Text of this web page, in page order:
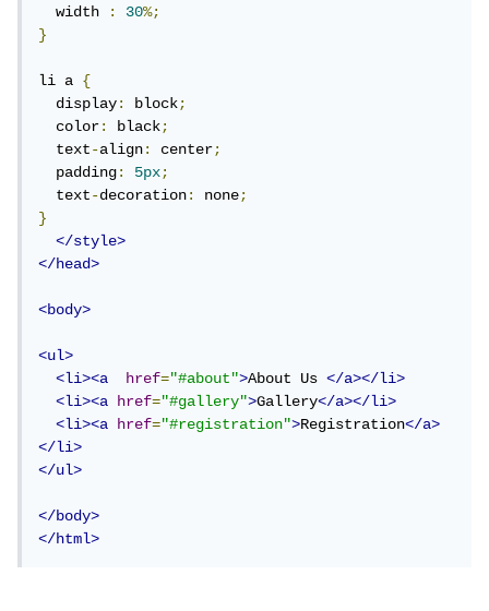
  width
: 30%;
}
li a {
  display
: block;
  color
: black;
  text
-align: center;
  padding
: 5px;
  text
-decoration: none;
}
</style>
</head>
<body>
<ul>
<li><a
href="#about">About Us </a></li>
<li><a
href="#gallery">Gallery</a></li>
<li><a
href="#registration">Registration</a>
</li>
</ul>
</body>
</html>